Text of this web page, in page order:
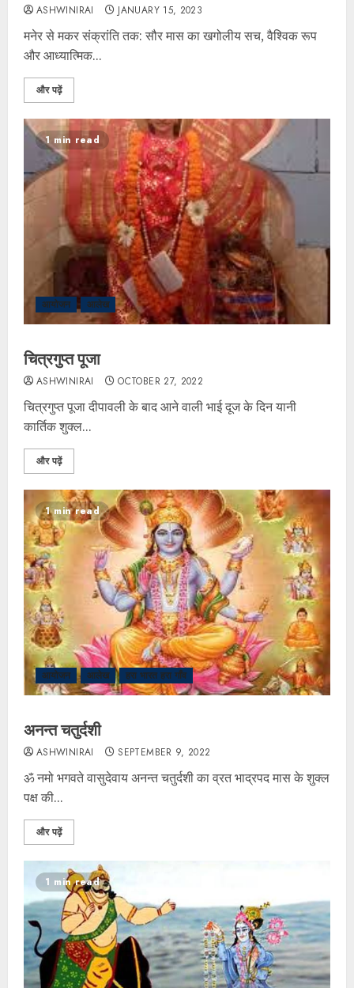
ASHWINIRAI JANUARY 15, 2023
मनेर से मकर संक्रांति तक: सौर मास का खगोलीय सच, वैश्विक रूप
और आध्यात्मिक...
और पढ़ें
1 min read
आयोजन आलेख
चित्रगुप्त पूजा
ASHWINIRAI OCTOBER 27, 2022
चित्रगुप्त पूजा दीपावली के बाद आने वाली भाई दूज के दिन यानी
कार्तिक शुक्ल...
और पढ़ें
1 min read
आयोजन आलेख हरा भारत हरा गाँव
अनन्त चतुर्दशी
ASHWINIRAI SEPTEMBER 9, 2022
ॐ नमो भगवते वासुदेवाय अनन्त चतुर्दशी का व्रत भाद्रपद मास के शुक्ल
पक्ष की...
और पढ़ें
1 min read